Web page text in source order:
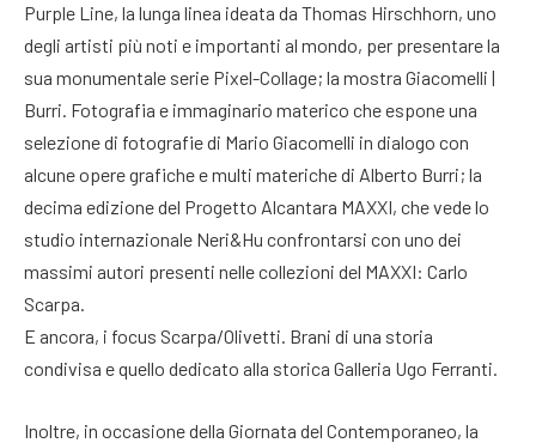
Purple Line, la lunga linea ideata da Thomas Hirschhorn, uno
degli artisti più noti e importanti al mondo, per presentare la
sua monumentale serie Pixel-Collage; la mostra Giacomelli |
Burri. Fotografia e immaginario materico che espone una
selezione di fotografie di Mario Giacomelli in dialogo con
alcune opere grafiche e multi materiche di Alberto Burri; la
decima edizione del Progetto Alcantara MAXXI, che vede lo
studio internazionale Neri&Hu confrontarsi con uno dei
massimi autori presenti nelle collezioni del MAXXI: Carlo
Scarpa.
E ancora, i focus Scarpa/Olivetti. Brani di una storia
condivisa e quello dedicato alla storica Galleria Ugo Ferranti.
Inoltre, in occasione della Giornata del Contemporaneo, la